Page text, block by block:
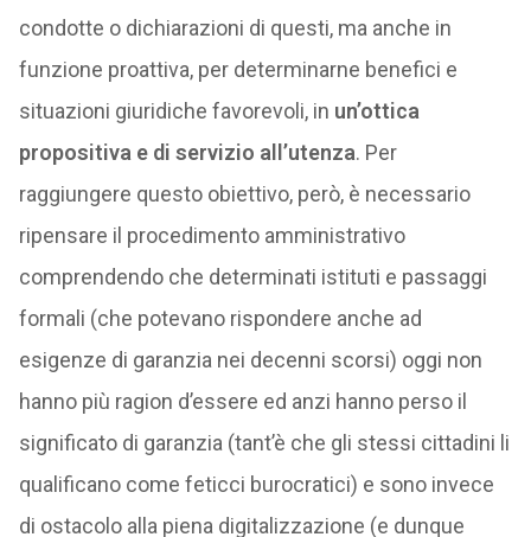
condotte o dichiarazioni di questi, ma anche in
funzione proattiva, per determinarne benefici e
situazioni giuridiche favorevoli, in un’ottica
propositiva e di servizio all’utenza. Per
raggiungere questo obiettivo, però, è necessario
ripensare il procedimento amministrativo
comprendendo che determinati istituti e passaggi
formali (che potevano rispondere anche ad
esigenze di garanzia nei decenni scorsi) oggi non
hanno più ragion d’essere ed anzi hanno perso il
significato di garanzia (tant’è che gli stessi cittadini li
qualificano come feticci burocratici) e sono invece
di ostacolo alla piena digitalizzazione (e dunque